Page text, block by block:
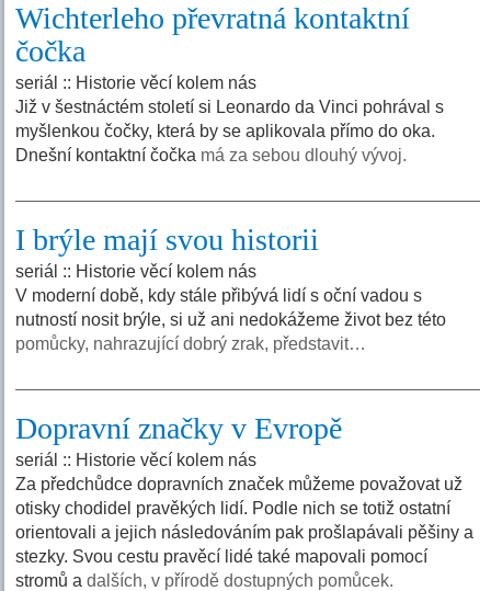
Wichterleho převratná kontaktní
čočka
seriál :: Historie věcí kolem nás
Již v šestnáctém století si Leonardo da Vinci pohrával s
myšlenkou čočky, která by se aplikovala přímo do oka.
Dnešní kontaktní čočka má za sebou dlouhý vývoj.
I brýle mají svou historii
seriál :: Historie věcí kolem nás
V moderní době, kdy stále přibývá lidí s oční vadou s
nutností nosit brýle, si už ani nedokážeme život bez této
pomůcky, nahrazující dobrý zrak, představit…
Dopravní značky v Evropě
seriál :: Historie věcí kolem nás
Za předchůdce dopravních značek můžeme považovat už
otisky chodidel pravěkých lidí. Podle nich se totiž ostatní
orientovali a jejich následováním pak prošlapávali pěšiny a
stezky. Svou cestu pravěcí lidé také mapovali pomocí
stromů adalších, v přírodě dostupných pomůcek.